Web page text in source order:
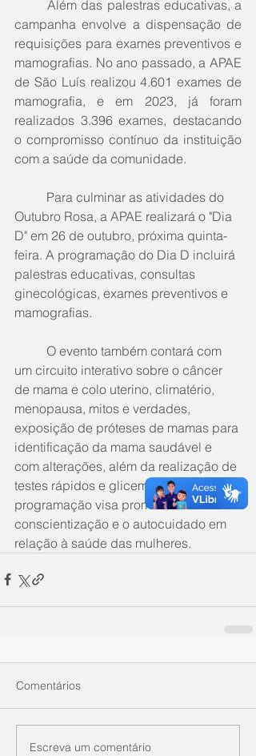
	Além das palestras educativas, a
campanha envolve a dispensação de
requisições para exames preventivos e
mamografias. No ano passado, a APAE
de São Luís realizou 4.601 exames de
mamografia, e em 2023, já foram
realizados 3.396 exames, destacando
o compromisso contínuo da instituição
com a saúde da comunidade.
Outubro Rosa, a APAE realizará o "Dia
D" em 26 de outubro, próxima quinta-
feira. A programação do Dia D incluirá
palestras educativas, consultas
ginecológicas, exames preventivos e
mamografias.
um circuito interativo sobre o câncer
de mama e colo uterino, climatério,
menopausa, mitos e verdades,
exposição de próteses de mamas para
identificação da mama saudável e
com alterações, além da realização de
testes rápidos e glicemia. Toda a
programação visa promover a
conscientização e o autocuidado em
relação à saúde das mulheres.
Comentários
Escreva um comentário